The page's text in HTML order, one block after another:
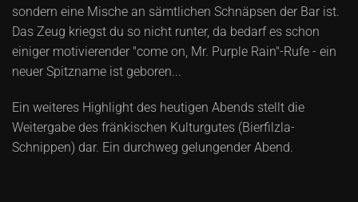
sondern eine Mische an sämtlichen Schnäpsen der Bar ist.
Das Zeug kriegst du so nicht runter, da bedarf es schon
einiger motivierender "come on, Mr. Purple Rain"-Rufe - ein
neuer Spitzname ist geboren...
Ein weiteres Highlight des heutigen Abends stellt die
Weitergabe des fränkischen Kulturgutes (Bierfilzla-
Schnippen) dar. Ein durchweg gelungender Abend.